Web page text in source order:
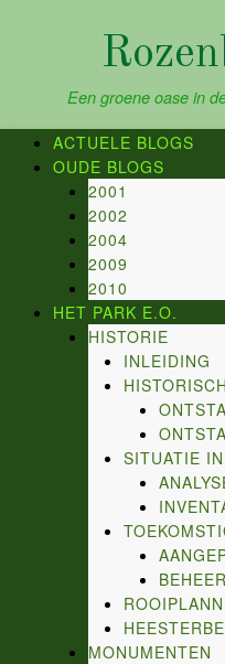
Een groene oase in
ACTUELE BLOGS
OUDE BLOGS
2001
2002
2004
2009
2010
HET PARK E.O.
HISTORIE
INLEIDING
SITUATIE
MONUMENTEN